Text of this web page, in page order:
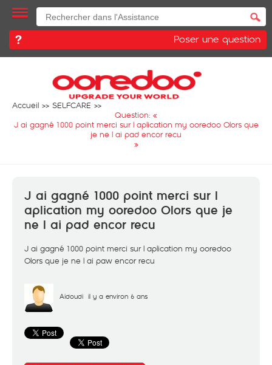
Poser une question
Accueil
SELFCARE
Question: «
J ai gagné 1000 point merci sur l aplication my ooredoo Olors que
je ne l ai pad encor recu
»
J ai gagné 1000 point merci sur l
aplication my ooredoo Olors que je
ne l ai pad encor recu
J ai gagné 1000 point merci sur l aplication my ooredoo
Olors que je ne l ai paw encor recu
Aidoudi il y a environ 6 ans